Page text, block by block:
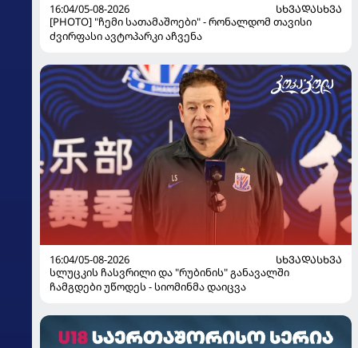
16:04/05-08-2026
ᲡᲮᲕᲐᲓᲐᲡᲮᲕᲐ
[PHOTO] "ჩემი სათამაშოები" - რონალდომ თავისი
ძვირფასი ავტოპარკი აჩვენა
16:04/05-08-2026
ᲡᲮᲕᲐᲓᲐᲡᲮᲕᲐ
სლუცკის ჩასვრილი და "რუბინის" განავალში
ჩამგდები უწოდეს - სიომინმა დაიცვა